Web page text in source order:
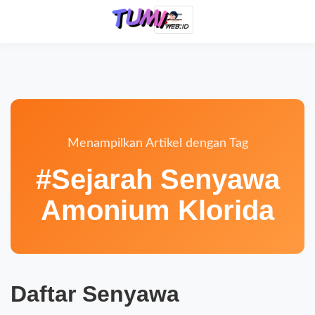
Menampilkan Artikel dengan Tag
#Sejarah Senyawa
Amonium Klorida
Daftar Senyawa